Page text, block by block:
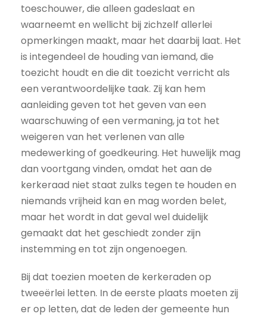
toeschouwer, die alleen gadeslaat en
waarneemt en wellicht bij zichzelf allerlei
opmerkingen maakt, maar het daarbij laat. Het
is integendeel de houding van iemand, die
toezicht houdt en die dit toezicht verricht als
een verantwoordelijke taak. Zij kan hem
aanleiding geven tot het geven van een
waarschuwing of een vermaning, ja tot het
weigeren van het verlenen van alle
medewerking of goedkeuring. Het huwelijk mag
dan voortgang vinden, omdat het aan de
kerkeraad niet staat zulks tegen te houden en
niemands vrijheid kan en mag worden belet,
maar het wordt in dat geval wel duidelijk
gemaakt dat het geschiedt zonder zijn
instemming en tot zijn ongenoegen.
Bij dat toezien moeten de kerkeraden op
tweeërlei letten. In de eerste plaats moeten zij
er op letten, dat de leden der gemeente hun